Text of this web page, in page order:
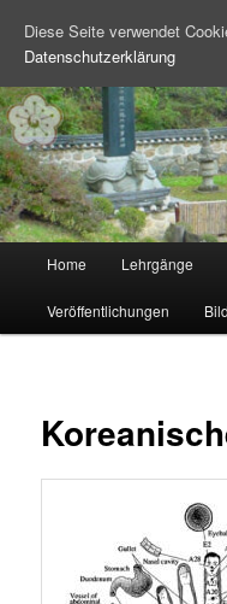
Zum Inhalt wechseln
Home Lehrgänge
Veröffentlichungen
Diese Seite verwendet
Datenschutzerklärung